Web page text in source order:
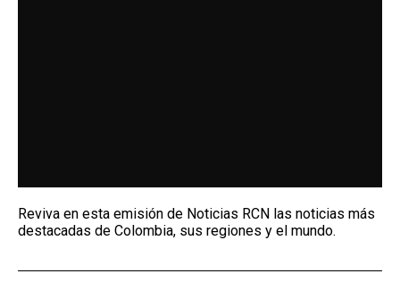
Reviva en esta emisión de Noticias RCN las noticias más
destacadas de Colombia, sus regiones y el mundo.